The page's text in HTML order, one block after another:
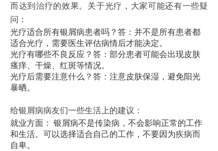
而达到治疗的效果。关于光疗，大家可能还有一些疑
问：
光疗适合所有银屑病患者吗？答：并不是所有患者都
适合光疗，需要医生评估病情后才能决定。
光疗有哪些不良反应？答：部分患者可能会出现皮肤
瘙痒、干燥、红斑等情况。
光疗后需要注意什么？答：注意皮肤保湿，避免阳光
暴晒。
给银屑病病友们一些生活上的建议：
就业方面： 银屑病不是传染病，不会影响正常的工作
和生活。可以选择适合自己的工作，不要因为疾病而
自卑。